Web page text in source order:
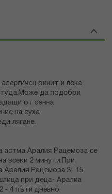
ринит и лека
да подобри
от сенна
на суха
лягане.
астма Аралия Рацемоза се
всеки 2 минути.При
Аралия Рацемоза 3- 15
при деца- Аралиа
- 4 пъти дневно.